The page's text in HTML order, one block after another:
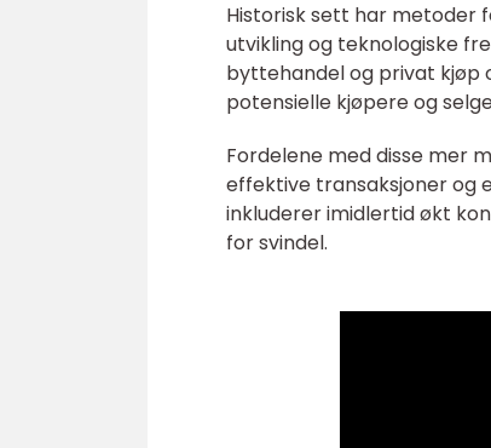
Historisk sett har metoder
utvikling og teknologiske
byttehandel og privat kjøp
potensielle kjøpere og
Fordelene med disse mer
effektive transaksjoner og
inkluderer imidlertid økt
for svindel.